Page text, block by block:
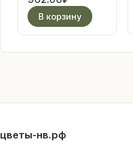
составляла
5
цена:
4
В корзину
цветы-нв.рф